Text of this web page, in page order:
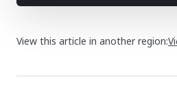
View this article in another region: